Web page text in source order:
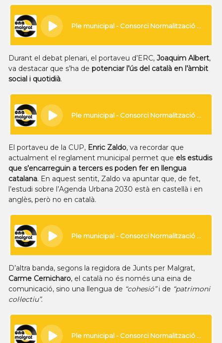
Durant el debat plenari, el portaveu d’ERC, Joaquim Albert,
va destacar que s’ha de potenciar l’ús del català en l’àmbit
social i quotidià.
El portaveu de la CUP, Enric Zaldo, va recordar que
actualment el reglament municipal permet que els estudis
que s’encarreguin a tercers es poden fer en llengua
catalana. En aquest sentit, Zaldo va apuntar que, de fet,
l’estudi sobre l’Agenda Urbana 2030 està en castellà i en
anglès, però no en català.
D’altra banda, segons la regidora de Junts per Malgrat,
Carme Cernicharo, el català no és només una eina de
comunicació, sino una llengua de “cohesió”i de “patrimoni
col·lectiu”.